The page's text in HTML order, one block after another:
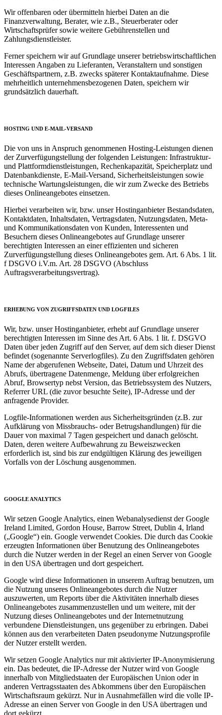
Wir offenbaren oder übermitteln hierbei Daten an die
Finanzverwaltung, Berater, wie z.B., Steuerberater oder
Wirtschaftsprüfer sowie weitere Gebührenstellen und
Zahlungsdienstleister.
Ferner speichern wir auf Grundlage unserer betriebswirtschaftlichen
Interessen Angaben zu Lieferanten, Veranstaltern und sonstigen
Geschäftspartnern, z.B. zwecks späterer Kontaktaufnahme. Diese
mehrheitlich unternehmensbezogenen Daten, speichern wir
grundsätzlich dauerhaft.
HOSTING UND E-MAIL-VERSAND
Die von uns in Anspruch genommenen Hosting-Leistungen dienen
der Zurverfügungstellung der folgenden Leistungen: Infrastruktur-
und Plattformdienstleistungen, Rechenkapazität, Speicherplatz und
Datenbankdienste, E-Mail-Versand, Sicherheitsleistungen sowie
technische Wartungsleistungen, die wir zum Zwecke des Betriebs
dieses Onlineangebotes einsetzen.
Hierbei verarbeiten wir, bzw. unser Hostinganbieter Bestandsdaten,
Kontaktdaten, Inhaltsdaten, Vertragsdaten, Nutzungsdaten, Meta-
und Kommunikationsdaten von Kunden, Interessenten und
Besuchern dieses Onlineangebotes auf Grundlage unserer
berechtigten Interessen an einer effizienten und sicheren
Zurverfügungstellung dieses Onlineangebotes gem. Art. 6 Abs. 1 lit.
f DSGVO i.V.m. Art. 28 DSGVO (Abschluss
Auftragsverarbeitungsvertrag).
ERHEBUNG VON ZUGRIFFSDATEN UND LOGFILES
Wir, bzw. unser Hostinganbieter, erhebt auf Grundlage unserer
berechtigten Interessen im Sinne des Art. 6 Abs. 1 lit. f. DSGVO
Daten über jeden Zugriff auf den Server, auf dem sich dieser Dienst
befindet (sogenannte Serverlogfiles). Zu den Zugriffsdaten gehören
Name der abgerufenen Webseite, Datei, Datum und Uhrzeit des
Abrufs, übertragene Datenmenge, Meldung über erfolgreichen
Abruf, Browsertyp nebst Version, das Betriebssystem des Nutzers,
Referrer URL (die zuvor besuchte Seite), IP-Adresse und der
anfragende Provider.
Logfile-Informationen werden aus Sicherheitsgründen (z.B. zur
Aufklärung von Missbrauchs- oder Betrugshandlungen) für die
Dauer von maximal 7 Tagen gespeichert und danach gelöscht.
Daten, deren weitere Aufbewahrung zu Beweiszwecken
erforderlich ist, sind bis zur endgültigen Klärung des jeweiligen
Vorfalls von der Löschung ausgenommen.
GOOGLE ANALYTICS
Wir setzen Google Analytics, einen Webanalysedienst der Google
Ireland Limited, Gordon House, Barrow Street, Dublin 4, Irland
(„Google“) ein. Google verwendet Cookies. Die durch das Cookie
erzeugten Informationen über Benutzung des Onlineangebotes
durch die Nutzer werden in der Regel an einen Server von Google
in den USA übertragen und dort gespeichert.
Google wird diese Informationen in unserem Auftrag benutzen, um
die Nutzung unseres Onlineangebotes durch die Nutzer
auszuwerten, um Reports über die Aktivitäten innerhalb dieses
Onlineangebotes zusammenzustellen und um weitere, mit der
Nutzung dieses Onlineangebotes und der Internetnutzung
verbundene Dienstleistungen, uns gegenüber zu erbringen. Dabei
können aus den verarbeiteten Daten pseudonyme Nutzungsprofile
der Nutzer erstellt werden.
Wir setzen Google Analytics nur mit aktivierter IP-Anonymisierung
ein. Das bedeutet, die IP-Adresse der Nutzer wird von Google
innerhalb von Mitgliedstaaten der Europäischen Union oder in
anderen Vertragsstaaten des Abkommens über den Europäischen
Wirtschaftsraum gekürzt. Nur in Ausnahmefällen wird die volle IP-
Adresse an einen Server von Google in den USA übertragen und
dort gekürzt.